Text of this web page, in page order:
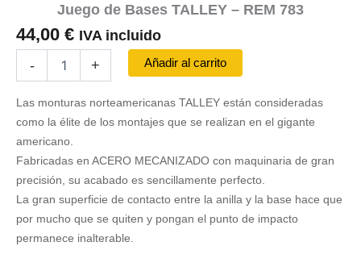
Juego de Bases TALLEY – REM 783
44,00 € IVA incluido
-
TALLEY
-
REM
+ Añadir al carrito
Las monturas norteamericanas TALLEY están consideradas
como la élite de los montajes que se realizan en el gigante
americano.
Fabricadas en ACERO MECANIZADO con maquinaria de gran
precisión, su acabado es sencillamente perfecto.
La gran superficie de contacto entre la anilla y la base hace que
por mucho que se quiten y pongan el punto de impacto
permanece inalterable.